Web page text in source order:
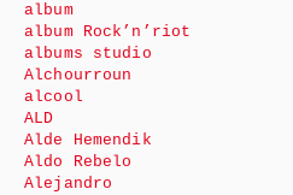
album
album Rock’n’riot
albums studio
Alchourroun
alcool
ALD
Alde Hemendik
Aldo Rebelo
Alejandro